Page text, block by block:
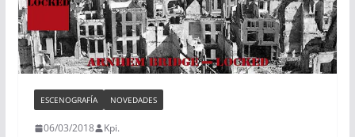
ESCENOGRAFÍA NOVEDADES
06/03/2018 Kpi.